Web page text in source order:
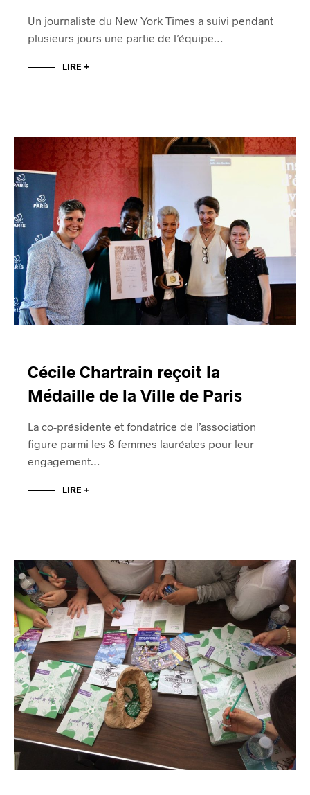
Un journaliste du New York Times a suivi pendant
plusieurs jours une partie de l’équipe…
LIRE +
Cécile Chartrain reçoit la
Médaille de la Ville de Paris
La co-présidente et fondatrice de l’association
figure parmi les 8 femmes lauréates pour leur
engagement…
LIRE +